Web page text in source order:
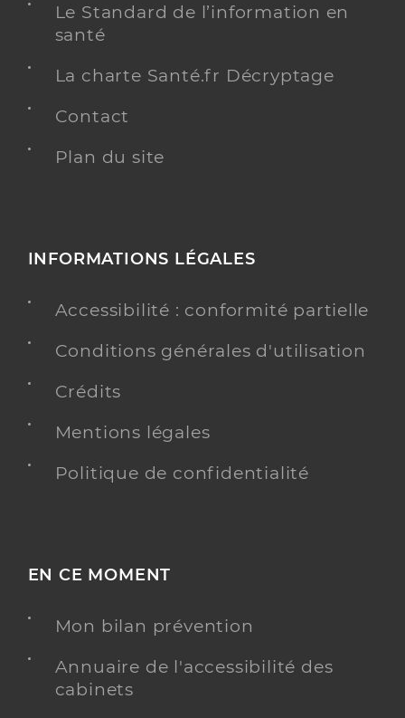
Le Standard de l’information en
santé
La charte Santé.fr Décryptage
Contact
Plan du site
INFORMATIONS LÉGALES
Accessibilité : conformité partielle
Conditions générales d'utilisation
Crédits
Mentions légales
Politique de confidentialité
EN CE MOMENT
Mon bilan prévention
Annuaire de l'accessibilité des
cabinets